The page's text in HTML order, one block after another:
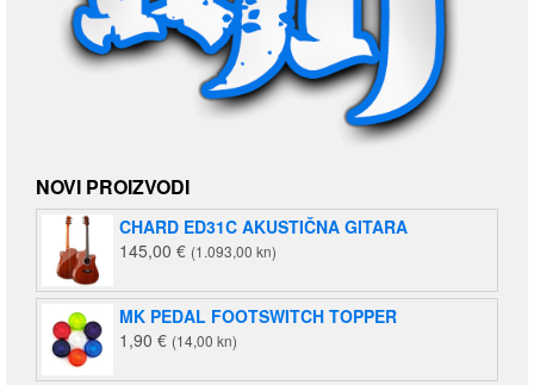
NOVI PROIZVODI
CHARD ED31C AKUSTIČNA GITARA
145,00 € (1.093,00 kn)
MK PEDAL FOOTSWITCH TOPPER
1,90 € (14,00 kn)